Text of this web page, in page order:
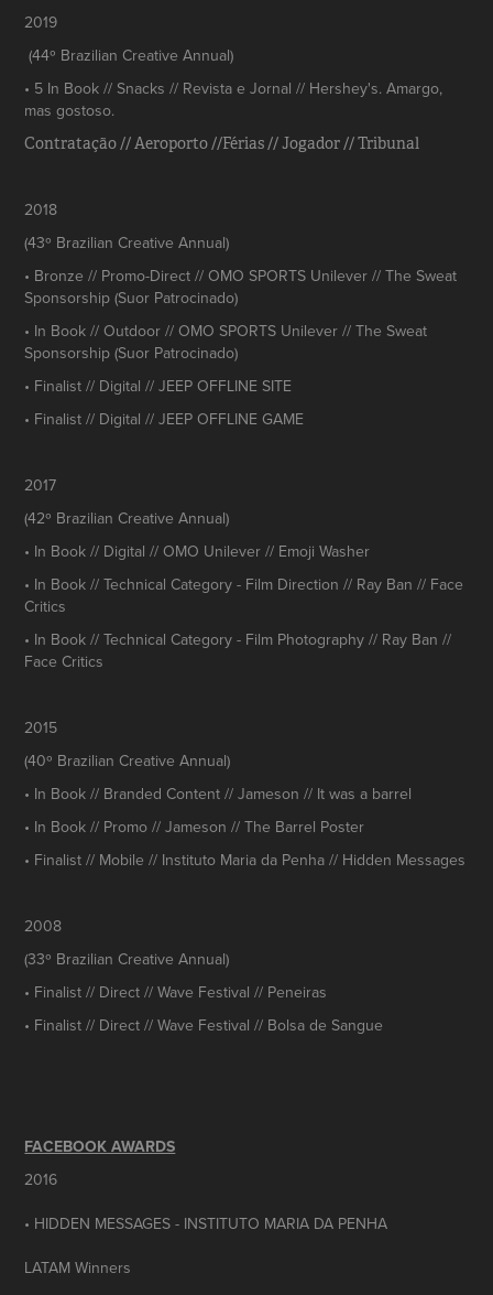
2019
(44º Brazilian Creative Annual)
• 5 In Book // Snacks // Revista e Jornal // Hershey's. Amargo,
mas gostoso.
Contratação // Aeroporto //Férias // Jogador // Tribunal
2018
(43º Brazilian Creative Annual)
• Bronze // Promo-Direct // OMO SPORTS Unilever // The Sweat
Sponsorship (Suor Patrocinado)
• In Book // Outdoor // OMO SPORTS Unilever // The Sweat
Sponsorship (Suor Patrocinado)
• Finalist // Digital // JEEP OFFLINE SITE
• Finalist // Digital // JEEP OFFLINE GAME
2017
(42º Brazilian Creative Annual)
• In Book // Digital // OMO Unilever // Emoji Washer
• In Book // Technical Category - Film Direction // Ray Ban // Face
Critics
• In Book // Technical Category - Film Photography // Ray Ban //
Face Critics
2015
(40º Brazilian Creative Annual)
• In Book // Branded Content // Jameson // It was a barrel
• In Book // Promo // Jameson // The Barrel Poster
• Finalist // Mobile // Instituto Maria da Penha // Hidden Messages
2008
(33º Brazilian Creative Annual)
• Finalist // Direct // Wave Festival // Peneiras
• Finalist // Direct // Wave Festival // Bolsa de Sangue
FACEBOOK AWARDS
2016
• HIDDEN MESSAGES - INSTITUTO MARIA DA PENHA
LATAM Winners